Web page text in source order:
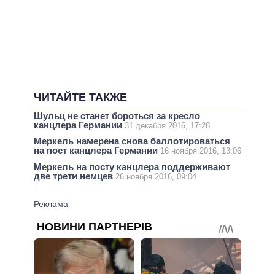
ЧИТАЙТЕ ТАКЖЕ
Шульц не станет бороться за кресло
канцлера Германии 31 декабря 2016, 17:28
Меркель намерена снова баллотироваться
на пост канцлера Германии 16 ноября 2016, 13:06
Меркель на посту канцлера поддерживают
две трети немцев 26 ноября 2016, 09:04